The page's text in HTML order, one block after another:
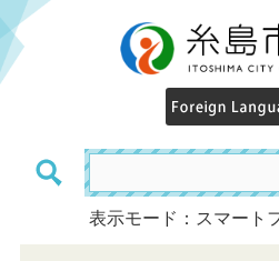
表示モード：スマート